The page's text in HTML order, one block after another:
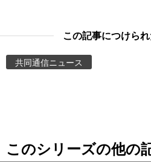
お知らせ
この記事につけら
共同通信ニュース
このシリーズの他の